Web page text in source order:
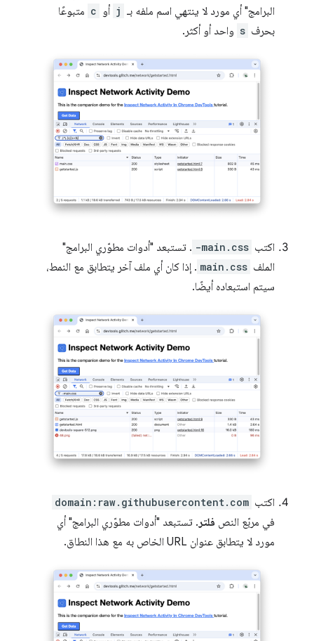
البرامج" أي مورد لا ينتهي اسم ملفه بـ j أو c متبوعًا
بحرف s واحد أو أكثر.
اكتب -main.css . تستبعد "أدوات مطوّري البرامج"
الملف main.css . إذا كان أي ملف آخر يتطابق مع النمط،
سيتم استبعاده أيضًا.
اكتب domain:raw.githubusercontent.com
في مربّع النص فلتر . تستبعد "أدوات مطوّري البرامج" أي
مورد لا يتطابق عنوان URL الخاص به مع هذا النطاق.